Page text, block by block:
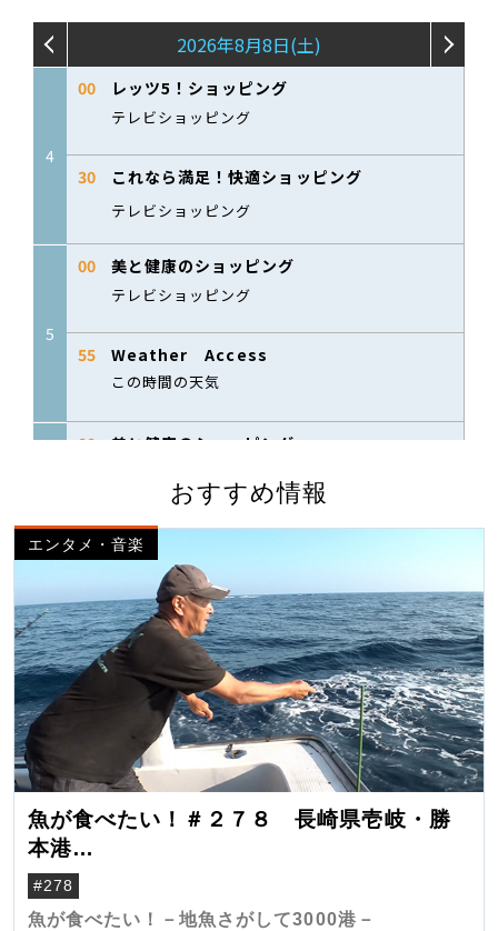
おすすめ情報
エンタメ・音楽
魚が食べたい！＃２７８ 長崎県壱岐・勝
本港
（クロマグロ）
#278
魚が食べたい！－地魚さがして3000港－